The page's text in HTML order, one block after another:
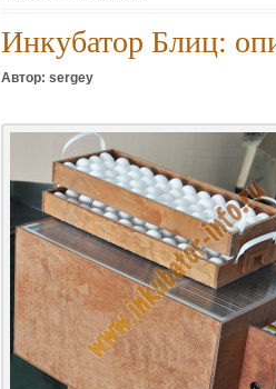
Инкубатор Блиц:
Автор: sergey